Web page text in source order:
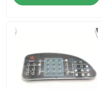
Produkte